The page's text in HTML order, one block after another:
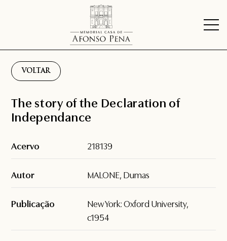
VOLTAR
The story of the Declaration of
Independance
Acervo 218139
Autor MALONE, Dumas
Publicação
New York: Oxford University,
c1954